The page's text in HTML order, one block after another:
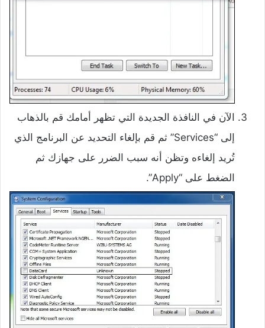
الآن في النافذة الجديدة التي تظهر أمامك قم بالذهاب
إلى “Services” ثم قم بإلغاء التحديد عن البرنامج الذي
تُريد إلغاءه وتظن أنه سبب الضرر على جهازك ثم
الضغط على “Apply”.